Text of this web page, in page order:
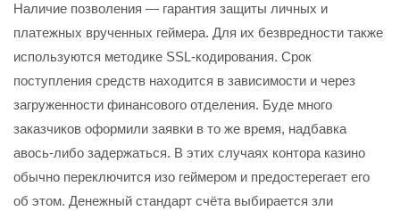
Наличие позволения ― гарантия защиты личных и
платежных врученных геймера. Для их безвредности также
используются методике SSL-кодирования. Срок
поступления средств находится в зависимости и через
загруженности финансового отделения. Буде много
заказчиков оформили заявки в то же время, надбавка
авось-либо задержаться. В этих случаях контора казино
обычно переключится изо геймером и предостерегает его
об этом. Денежный стандарт счёта выбирается зли